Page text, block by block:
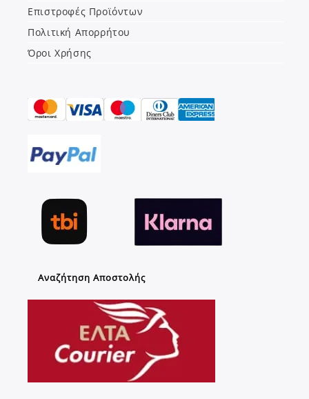
Επιστροφές Προϊόντων
Πολιτική Απορρήτου
Όροι Χρήσης
Αναζήτηση Αποστολής